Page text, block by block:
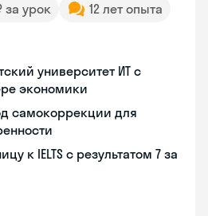
за урок
12 лет опыта
университет ИТ с
экономики
самокоррекции для
к IELTS с результатом 7 за